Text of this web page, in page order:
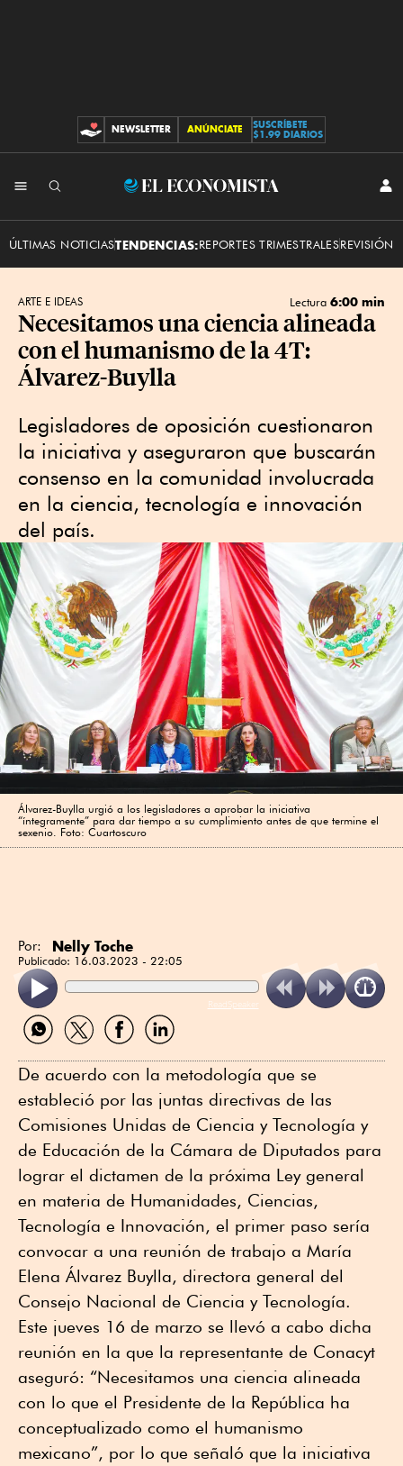
CONTRIBUCIONES
NEWSLETTER ANÚNCIATE
SUSCRÍBETE
$1.99 DIARIOS
El
ÚLTIMAS NOTICIASTENDENCIAS:REPORTES TRIMESTRALESREVISIÓN
ARTE E IDEAS Lectura 6:00 min
Necesitamos una ciencia alineada
con el humanismo de la 4T:
Álvarez-Buylla
Legisladores de oposición cuestionaron
la iniciativa y aseguraron que buscarán
consenso en la comunidad involucrada
en la ciencia, tecnología e innovación
del país.
Álvarez-Buylla urgió a los legisladores a aprobar la iniciativa
“íntegramente” para dar tiempo a su cumplimiento antes de que termine el
sexenio. Foto: Cuartoscuro
Por: Nelly Toche
Publicado: 16.03.2023 - 22:05
ReadSpeaker
Compartir
por
Compartir
por
Compartir
por
Compartir
por
De acuerdo con la metodología que se
estableció por las juntas directivas de las
Comisiones Unidas de Ciencia y Tecnología y
de Educación de la Cámara de Diputados para
lograr el dictamen de la próxima Ley general
en materia de Humanidades, Ciencias,
Tecnología e Innovación, el primer paso sería
convocar a una reunión de trabajo a María
Elena Álvarez Buylla, directora general del
Consejo Nacional de Ciencia y Tecnología.
Este jueves 16 de marzo se llevó a cabo dicha
reunión en la que la representante de Conacyt
aseguró: “Necesitamos una ciencia alineada
con lo que el Presidente de la República ha
conceptualizado como el humanismo
mexicano”, por lo que señaló que la iniciativa